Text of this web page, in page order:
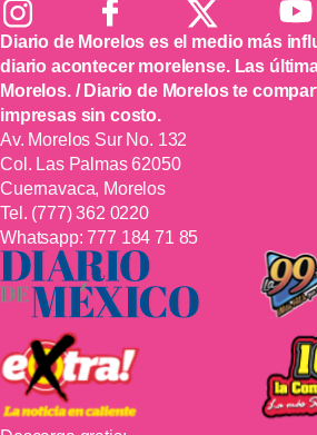
Diario de Morelos es el medio más
diario acontecer morelense. Las
Morelos. / Diario de Morelos te
impresas sin costo.
Av. Morelos Sur No. 132
Col. Las Palmas 62050
Cuernavaca, Morelos
Tel. (777) 362 0220
Whatsapp:777 184 71 85